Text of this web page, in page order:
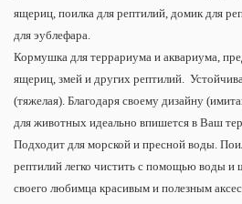
ящериц, поилка для рептилий, домик для
для эублефара.
Кормушка для террариума и аквариума,
ящериц, змей и других рептилий.
(тяжелая). Благодаря своему дизайну
для животных идеально впишется в Ваш
Подходит для морской и пресной воды.
рептилий легко чистить с помощью воды и
своего любимца красивым и полезным